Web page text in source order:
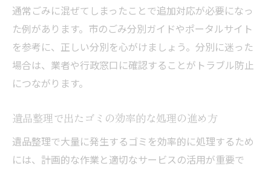
通常ごみに混ぜてしまったことで追加対応が必要になっ
た例があります。市のごみ分別ガイドやポータルサイト
を参考に、正しい分別を心がけましょう。分別に迷った
場合は、業者や行政窓口に確認することがトラブル防止
につながります。
遺品整理で出たゴミの効率的な処理の進め方
遺品整理で大量に発生するゴミを効率的に処理するため
には、計画的な作業と適切なサービスの活用が重要で